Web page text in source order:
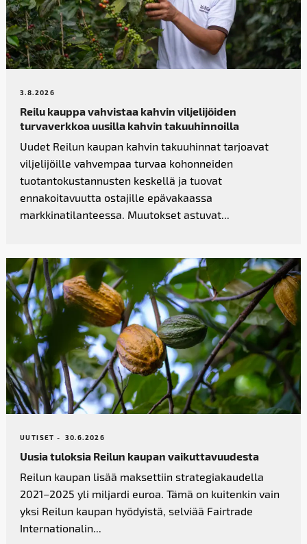
3.8.2026
Reilu kauppa vahvistaa kahvin­ viljelijöiden
turvaverkkoa uusilla kahvin takuuhinnoilla
Uudet Reilun kaupan kahvin takuuhinnat tarjoavat
viljelijöille vahvempaa turvaa kohonneiden
tuotantokustannusten keskellä ja tuovat
ennakoitavuutta ostajille epävakaassa
markkinatilanteessa. Muutokset astuvat...
UUTISET - 30.6.2026
Uusia tuloksia Reilun kaupan vaikutta­vuudesta
Reilun kaupan lisää maksettiin strategiakaudella
2021–2025 yli miljardi euroa. Tämä on kuitenkin vain
yksi Reilun kaupan hyödyistä, selviää Fairtrade
Internationalin...